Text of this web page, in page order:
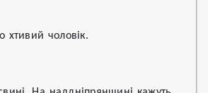
чоловік.